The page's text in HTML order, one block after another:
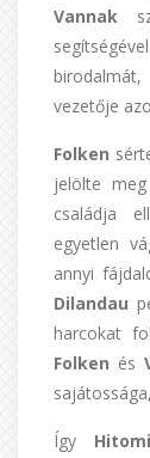
Vannak
vezetője
Folken
jelölte
családja
egyetlen
annyi
Dilandau
harcokat
Folken és
Így